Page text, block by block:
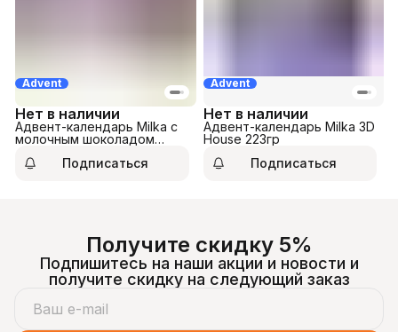
Advent
Нет в наличии
Адвент-календарь Milka с
молочным шоколадом
Подписаться
Advent
Нет в наличии
Адвент-календарь Milka 3D
House 223гр
Подписаться
Получите скидку 5%
Подпишитесь на наши акции и новости и
получите скидку на следующий заказ